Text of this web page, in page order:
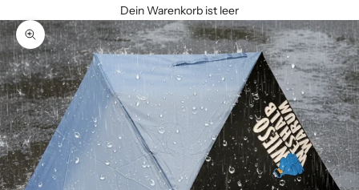
Dein Warenkorb ist leer
Bild vergrößern